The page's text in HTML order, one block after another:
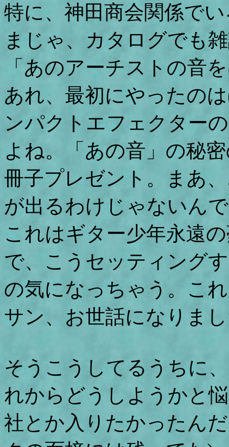
特に、神田商会関係で
まじゃ、カタログでも
「あのアーチストの音
あれ、最初にやったの
ンパクトエフェクター
よね。「あの音」の秘
冊子プレゼント。まあ
が出るわけじゃないん
これはギター少年永遠
で、こうセッティング
の気になっちゃう。こ
サン、お世話になりま
そうこうしてるうちに
れからどうしようかと
社とか入りたかったん